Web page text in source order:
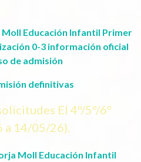
Moll Educación Infantil Primer
0-3 información oficial
de admisión
definitivas
EI 4º/5º/6º
a 14/05/26).
Moll Educación Infantil